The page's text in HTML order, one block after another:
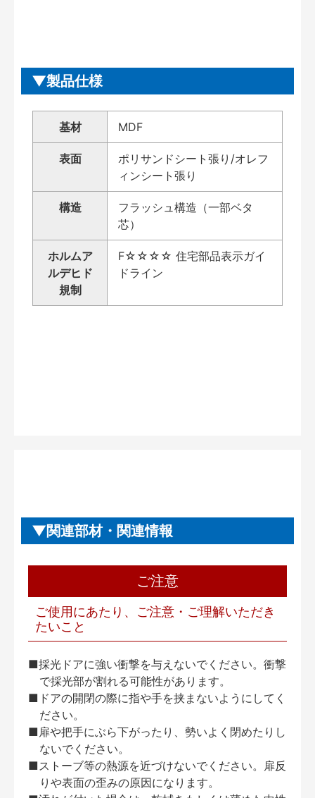
製品仕様
基材 MDF
表面
ポリサンドシート張り/オレフ
ィンシート張り
構造
フラッシュ構造（一部ベタ
芯）
ホルムア
ルデヒド
規制
F☆☆☆☆ 住宅部品表示ガイ
ドライン
関連部材・関連情報
ご注意
ご使用にあたり、ご注意・ご理解いただき
たいこと
■採光ドアに強い衝撃を与えないでください。衝撃
で採光部が割れる可能性があります。
■ドアの開閉の際に指や手を挟まないようにしてく
ださい。
■扉や把手にぶら下がったり、勢いよく閉めたりし
ないでください。
■ストーブ等の熱源を近づけないでください。扉反
りや表面の歪みの原因になります。